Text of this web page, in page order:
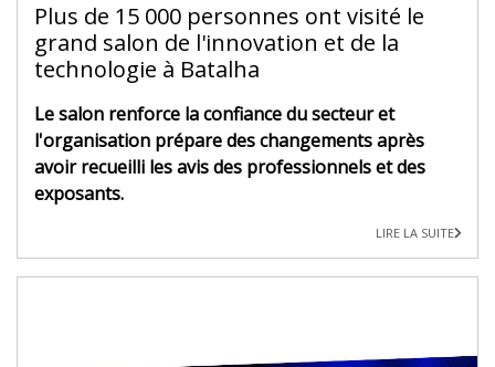
Plus de 15 000 personnes ont visité le
grand salon de l'innovation et de la
technologie à Batalha
Le salon renforce la confiance du secteur et
l'organisation prépare des changements après
avoir recueilli les avis des professionnels et des
exposants.
LIRE LA SUITE